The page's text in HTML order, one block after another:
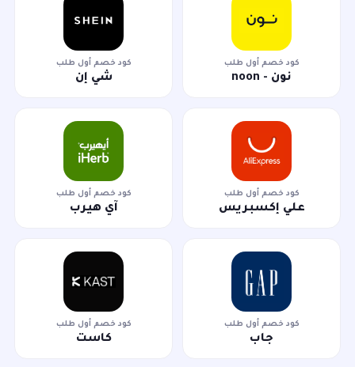
كود خصم أول طلب
نون - noon
كود خصم أول طلب
شي إن
كود خصم أول طلب
علي إكسبريس
كود خصم أول طلب
آي هيرب
كود خصم أول طلب
جاب
كود خصم أول طلب
كاست